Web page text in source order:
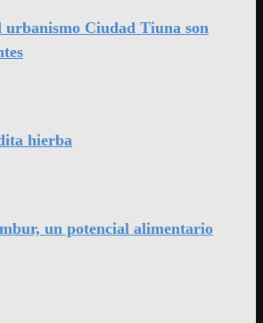
urbanismo Ciudad Tiuna son
hierba
un potencial alimentario